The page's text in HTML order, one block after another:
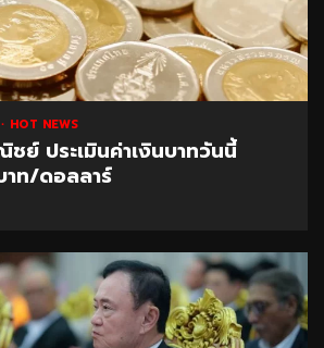
HOT NEWS
ชย์ ประเมินค่าเงินบาทวันนี้
ท/ดอลลาร์